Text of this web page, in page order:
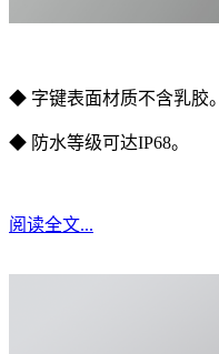
◆ 字键表面材质不含乳胶。
◆ 防水等级可达IP68。
阅读全文...